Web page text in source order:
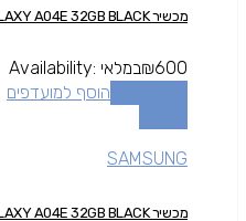
מכשיר SAMSUNG GALAXY A04E 32GB BLACK
₪600
Availability: במלאי
הוסף למועדפים
SAMSUNG
מכשיר SAMSUNG GALAXY A04E 32GB BLACK